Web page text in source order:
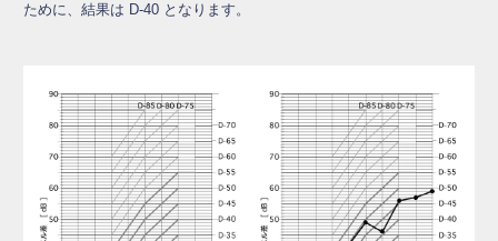
ために、結果は D-40 となります。